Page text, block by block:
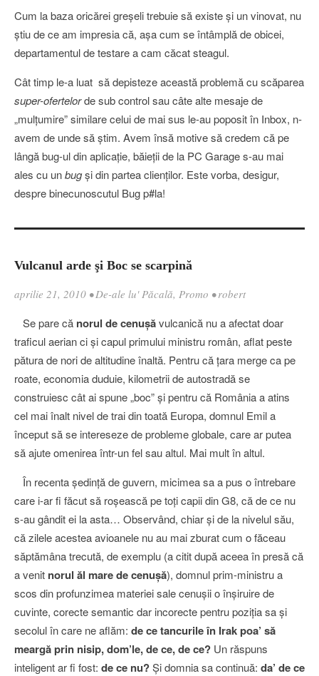
Cum la baza oricărei greşeli trebuie să existe şi un vinovat, nu
ştiu de ce am impresia că, aşa cum se întâmplă de obicei,
departamentul de testare a cam căcat steagul.
Cât timp le-a luat să depisteze această problemă cu scăparea
super-ofertelorde sub control sau câte alte mesaje de
„mulţumire” similare celui de mai sus le-au poposit în Inbox, n-
avem de unde să ştim. Avem însă motive să credem că pe
lângă bug-ul din aplicaţie, băieţii de la PC Garage s-au mai
ales cu unbugşi din partea clienţilor. Este vorba, desigur,
despre binecunoscutul Bug p#la!
Vulcanul arde şi Boc se scarpină
aprilie 21, 2010 •De-ale lu' Păcală, Promo •robert
Se pare că norul de cenuşăvulcanică nu a afectat doar
traficul aerian ci şi capul primului ministru român, aflat peste
pătura de nori de altitudine înaltă. Pentru că ţara merge ca pe
roate, economia duduie, kilometrii de autostradă se
construiesc cât ai spune „boc” şi pentru că România a atins
cel mai înalt nivel de trai din toată Europa, domnul Emil a
început să se intereseze de probleme globale, care ar putea
să ajute omenirea într-un fel sau altul. Mai mult în altul.
În recenta şedinţă de guvern, micimea sa a pus o întrebare
care i-ar fi făcut să roşească pe toţi capii din G8, că de ce nu
s-au gândit ei la asta… Observând, chiar şi de la nivelul său,
că zilele acestea avioanele nu au mai zburat cum o făceau
săptămâna trecută, de exemplu (a citit după aceea în presă că
a venit norul ăl mare de cenuşă), domnul prim-ministru a
scos din profunzimea materiei sale cenuşii o înşiruire de
cuvinte, corecte semantic dar incorecte pentru poziţia sa şi
secolul în care ne aflăm: de ce tancurile în Irak poa’ să
meargă prin nisip, dom’le, de ce, de ce? Un răspuns
inteligent ar fi fost: de ce nu?Şi domnia sa continuă: da’ de ce